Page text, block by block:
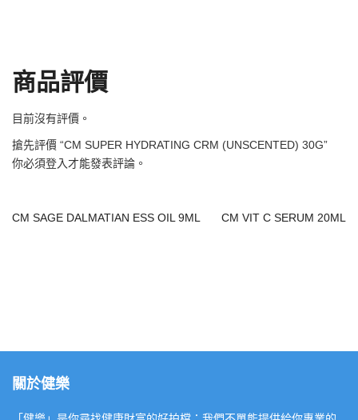
商品評價
目前沒有評價。
搶先評價 “CM SUPER HYDRATING CRM (UNSCENTED) 30G”
你必須登入才能發表評論。
CM SAGE DALMATIAN ESS OIL 9ML CM VIT C SERUM 20ML
關於健樂